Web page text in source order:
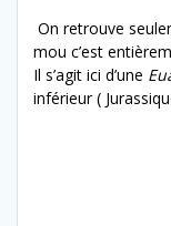
On retrouve
mou c’est
Il s’agit ici d’une
inférieur (